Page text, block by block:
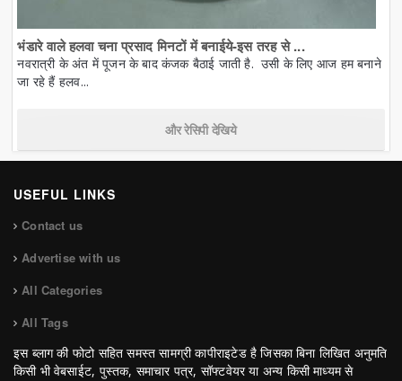
भंडारे वाले हलवा चना प्रसाद मिनटों में बनाईये-इस तरह से ...
नवरात्री के अंत में पूजन के बाद कंजक बैठाई जाती है. उसी के लिए आज हम बनाने
जा रहे हैं हलव...
और रेसिपी देखिये
USEFUL LINKS
Contact us
Advertise with us
All Categories
All Tags
इस ब्लाग की फोटो सहित समस्त सामग्री कापीराइटेड है जिसका बिना लिखित अनुमति
किसी भी वेबसाईट, पुस्तक, समाचार पत्र, सॉफ्टवेयर या अन्य किसी माध्यम से